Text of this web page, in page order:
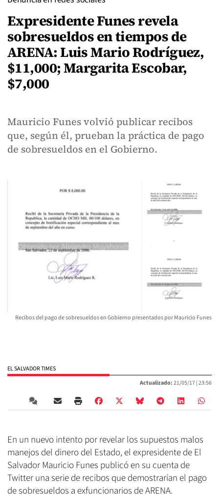
Expresidente Funes revela
sobresueldos en tiempos de
ARENA: Luis Mario Rodríguez,
$11,000; Margarita Escobar,
$7,000
Mauricio Funes volvió publicar recibos
que, según él, prueban la práctica de pago
de sobresueldos en el Gobierno.
Recibos del pago de sobresueldos en Gobierno presentados por Mauricio Funes
EL SALVADOR TIMES
Actualizado:21/05/17 |23:56
En un nuevo intento por revelar los supuestos malos
manejos del dinero del Estado, el expresidente de El
Salvador Mauricio Funes publicó en su cuenta de
Twitter una serie de recibos que demostrarían el pago
de sobresueldos a exfuncionarios de ARENA.